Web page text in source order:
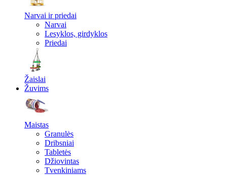
Narvai ir priedai
Narvai
Lesyklos, girdyklos
Priedai
Žaislai
Žuvims
Maistas
Granulės
Dribsniai
Tabletės
Džiovintas
Tvenkiniams